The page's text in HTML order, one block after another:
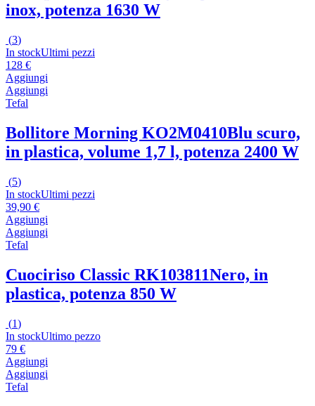
inox, potenza 1630 W
(3)
In stockUltimi pezzi
128 €
Aggiungi
Aggiungi
Tefal
Bollitore Morning KO2M0410Blu scuro,
in plastica, volume 1,7 l, potenza 2400 W
(5)
In stockUltimi pezzi
39,90 €
Aggiungi
Aggiungi
Tefal
Cuociriso Classic RK103811Nero, in
plastica, potenza 850 W
(1)
In stockUltimo pezzo
79 €
Aggiungi
Aggiungi
Tefal